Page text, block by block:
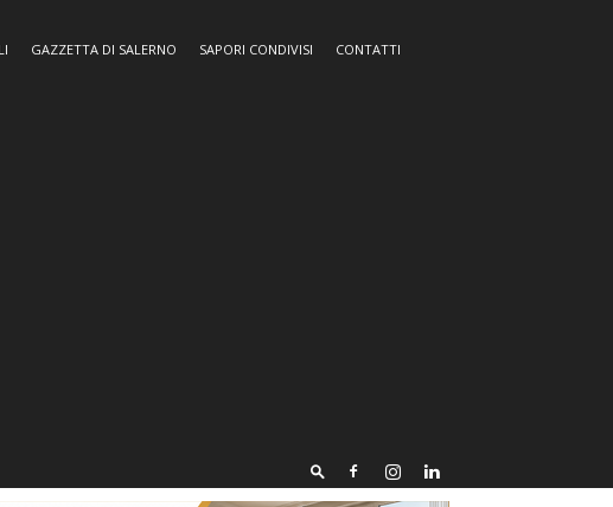
GAZZETTA DI SALERNO SAPORI CONDIVISI
CONTATTI